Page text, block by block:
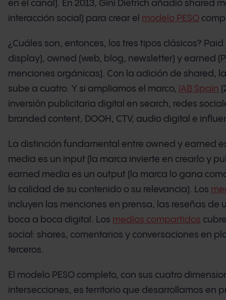
en el canal). En 2013, Gini Dietrich añadió shared
interacción social) para crear el modelo PESO
¿Cuáles son, entonces, los tres tipos clásicos? Paid
display), owned (web, blog, newsletter) y earned
menciones orgánicas). Con la adición de shared,
sube a cuatro. Y si ampliamos el marco, IAB Spain
inversión publicitaria digital en search, redes
branded content, DOOH, CTV, audio digital e
La distinción fundamental entre owned y earned
media es un input (la marca invierte en crearlo y
earned media es un output (la marca lo gana
la calidad de su contenido o su relevancia). Los
incluyen las menciones en prensa, las reseñas de
boca a boca digital. Los medios compartidos
social: shares, comentarios y conversaciones en
terceros.
El modelo PESO completo, con sus cuatro
intersecciones, es territorio que desarrollamos en